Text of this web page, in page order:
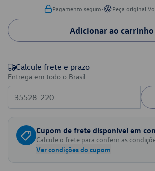
Pagamento seguro• Peça original
Adicionar ao carrinho
Calcule frete e prazo
Entrega em todo o Brasil
Cupom de frete disponível em
Calcule o frete para conferir as
Ver condições do cupom